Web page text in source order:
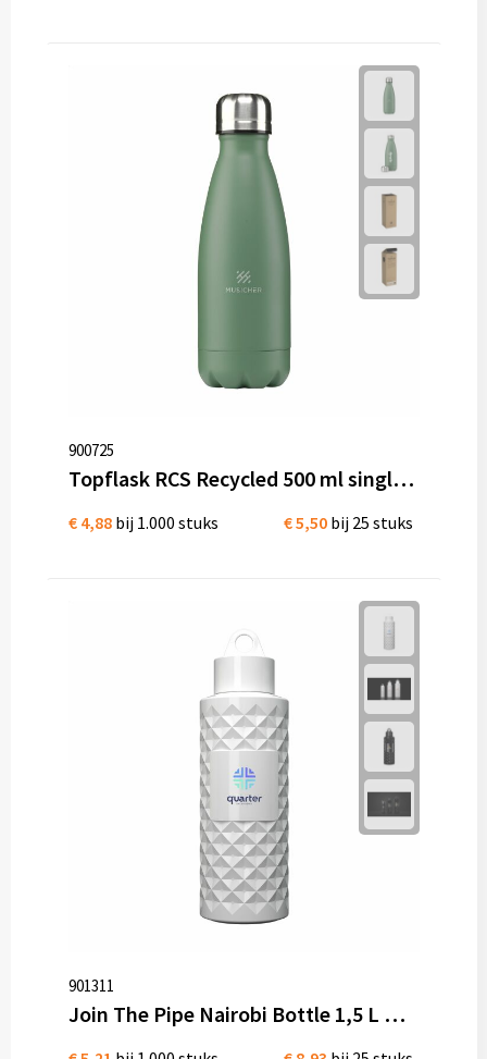
900725
Topflask RCS Recycled 500 ml single wall drinkfles
€ 4,88 bij 1.000 stuks € 5,50 bij 25 stuks
901311
Join The Pipe Nairobi Bottle 1,5 L waterfles Bio kunststof